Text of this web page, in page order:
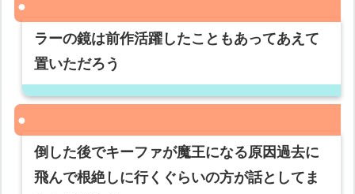
ラーの鏡は前作活躍したこともあってあえて
置いただろう
倒した後でキーファが魔王になる原因過去に
飛んで根絶しに行くぐらいの方が話としてま